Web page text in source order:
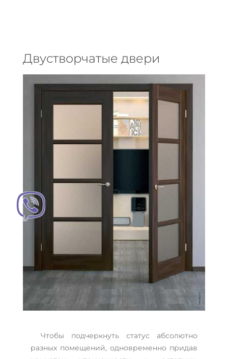
Двустворчатые двери
Чтобы подчеркнуть статус абсолютно
разных помещений, одновременно придав